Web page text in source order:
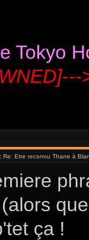
Tokyo
Re: Etre reconnu Thane à
ça !